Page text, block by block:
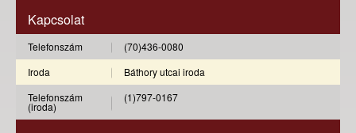
Kapcsolat
Telefonszám
(70)436-0080
Iroda
Báthory utcai iroda
Telefonszám
(iroda)
(1)797-0167